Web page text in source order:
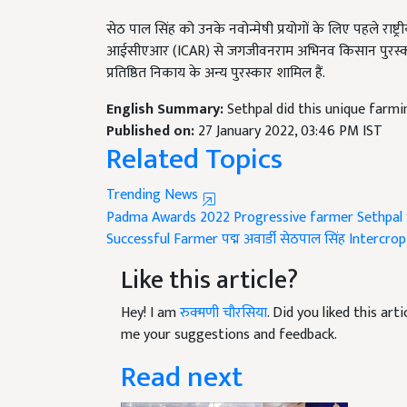
आईसीएआर (ICAR) से जगजीवनराम अभिनव किसान
प्रतिष्ठित निकाय के अन्य पुरस्कार शामिल हैं.
Sethpal did this unique
Published on:27 January 2022, 03:46 PM IST
Related Topics
Trending News
Padma Awards 2022
Successful Farmerपद्म अवार्डी सेठपाल सिंह
Like this article?
Hey! I amरुक्मणी चौरसिया. Did you liked this
me your suggestions and feedback.
Read next